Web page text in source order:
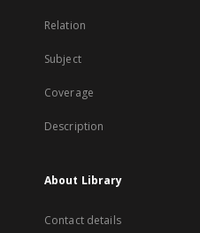
Relation
Subject
Coverage
Description
About Library
Contact details